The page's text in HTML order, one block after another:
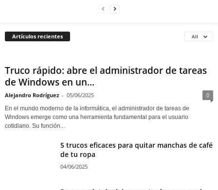
Artículos recientes All
Truco rápido: abre el administrador de tareas
de Windows en un...
Alejandro Rodríguez - 05/06/2025 0
En el mundo moderno de la informática, el administrador de tareas de
Windows emerge como una herramienta fundamental para el usuario
cotidiano. Su función...
5 trucos eficaces para quitar manchas de café
de tu ropa
04/06/2025